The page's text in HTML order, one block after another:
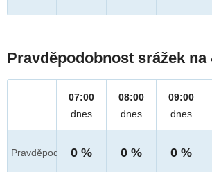
Pravděpodobnost srážek na
Pravděpod.
07:00
dnes
0 %
08:00
dnes
0 %
09:00
dnes
0 %